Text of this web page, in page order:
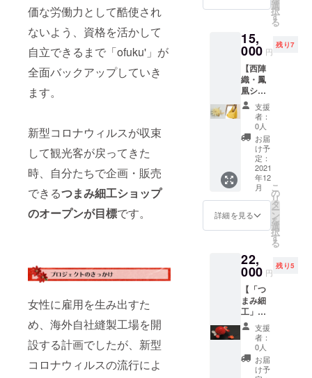
価な労働力として酷使され
ないよう、資格を活かして
自立できるまで「ofuku'」が
全面バックアップしていき
ます。
新型コロナウィルスが収束
して観光客が戻ってきた
時、自分たちで企画・販売
できるつまみ細工ショップ
のオープンが目標です。
女性に雇用を生み出すた
め、海外自社縫製工場を開
設する計画でしたが、新型
コロナウィルスの流行によ
ページ
https://t
sumam
i-j.com/
一凛堂
ホーム
ページ
https://t
sumam
i-
ichirind
o.com/
干異な
いま
す。 ※
サイズ
は測り
方によ
り誤差
が出る
場合が
ござい
ます。
※つまみ
細工は
でんぷ
んのり
るた
め、水
商品に
なって
いま
す。
券を同
時に受
付にお
渡しく
ださ
い。有
効期限
2021年
6月末ま
で有
効)。 ※
所要時
間は約
１時間
です。
※ 2way
プを1個
製作し
ます (材
分入っ
ていま
す)。
※2021
年12月
と1月に
各月2回
開講し
ます。
開講日
をメー
ターン
をお申
頂いた
方には
「一般
社団法
人つま
み細工
協会」
の基礎
講座受
講時に
使える
500円
ン引換
券を同
時に受
付にお
渡しく
ださ
い。有
効期限
2021年
6月末ま
で有
効)。 ※
所要時
ジが一
層華や
かさを
添えま
す。 頻
繁に取
り出す
ものを
入れて
使いや
すいよ
うに 使
い勝手
を考え
て、イ
ンナー
ポケッ
面の留
め具に
勝手の
良いマ
グネッ
トを採
用。 イ
ヤーア
クセサ
リー
100%の
を使っ
たショ
ルダー
バッグ
で、持
ち手と
本体が
一体に
なって
いま
す。 鳳
凰が飛
び立つ
吉兆文
様。
ゴール
ドの牛
ジが一
層華や
かさを
添えま
す。 頻
繁に取
り出す
ものを
入れて
使いや
すいよ
選
択
す
る
15,
000 円
残り7
【西陣
織・鳳
凰ショ
ルダー
バッグ
（イエ
ロー）
と「つ
まみ細
工」ピ
アスor
イヤリ
ングの
セッ
ト】 綿
100%の
を使っ
たショ
ルダー
バッグ
で、持
ち手と
本体が
一体に
なって
いま
す。 鳳
支援
者：
0人
お届
け予
定：
2021
年12
月
詳細を見る
こ
の
リ
タ
ー
ン
を
選
択
す
る
22,
000 円
残り5
【「つ
まみ細
工」髪
飾り 2
点セッ
（レッ
支援
者：
0人
お届
け予